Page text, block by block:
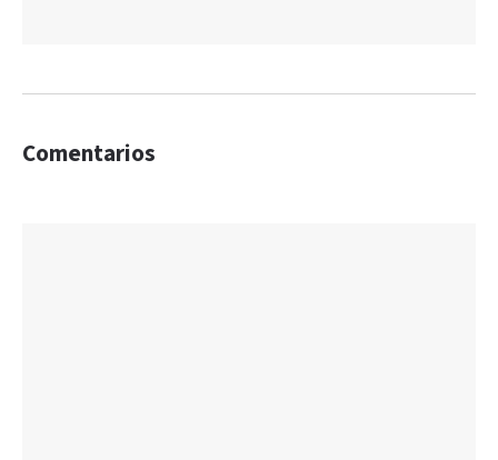
Comentarios